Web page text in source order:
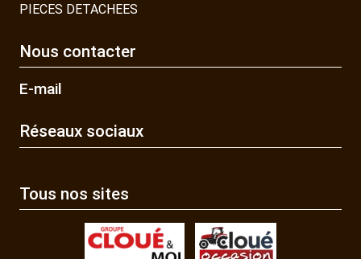
PIECES DETACHEES
Nous contacter
E-mail
Réseaux sociaux
Tous nos sites